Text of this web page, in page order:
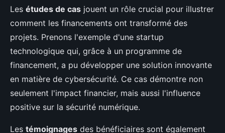
Les études de cas jouent un rôle crucial pour illustrer
comment les financements ont transformé des
projets. Prenons l'exemple d'une startup
technologique qui, grâce à un programme de
financement, a pu développer une solution innovante
en matière de cybersécurité. Ce cas démontre non
seulement l'impact financier, mais aussi l'influence
positive sur la sécurité numérique.
Les témoignages des bénéficiaires sont également